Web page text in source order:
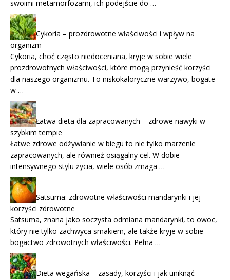
swoimi metamorfozami, ich podejście do …
Cykoria – prozdrowotne właściwości i wpływ na
organizm
Cykoria, choć często niedoceniana, kryje w sobie wiele
prozdrowotnych właściwości, które mogą przynieść korzyści
dla naszego organizmu. To niskokaloryczne warzywo, bogate
w …
Łatwa dieta dla zapracowanych – zdrowe nawyki w
szybkim tempie
Łatwe zdrowe odżywianie w biegu to nie tylko marzenie
zapracowanych, ale również osiągalny cel. W dobie
intensywnego stylu życia, wiele osób zmaga …
Satsuma: zdrowotne właściwości mandarynki i jej
korzyści zdrowotne
Satsuma, znana jako soczysta odmiana mandarynki, to owoc,
który nie tylko zachwyca smakiem, ale także kryje w sobie
bogactwo zdrowotnych właściwości. Pełna …
Dieta wegańska – zasady, korzyści i jak uniknąć